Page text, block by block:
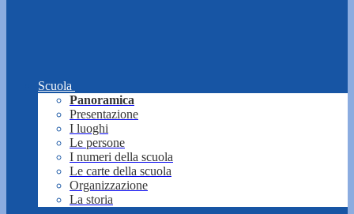
Scuola
Panoramica
Presentazione
I luoghi
Le persone
I numeri della scuola
Le carte della scuola
Organizzazione
La storia